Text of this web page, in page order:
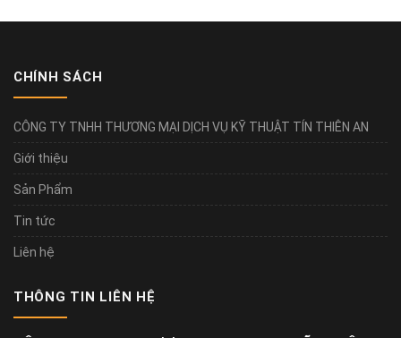
CHÍNH SÁCH
CÔNG TY TNHH THƯƠNG MẠI DỊCH VỤ KỸ THUẬT TÍN THIÊN AN
Giới thiệu
Sản Phẩm
Tin tức
Liên hệ
THÔNG TIN LIÊN HỆ